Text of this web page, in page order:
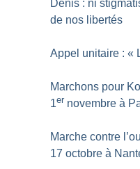
Denis : ni
de nos libertés
Appel unitaire : «
Marchons pour
1er novembre à
Marche contre
17 octobre à